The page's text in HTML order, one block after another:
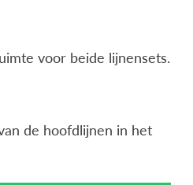
voor beide lijnensets.
de hoofdlijnen in het